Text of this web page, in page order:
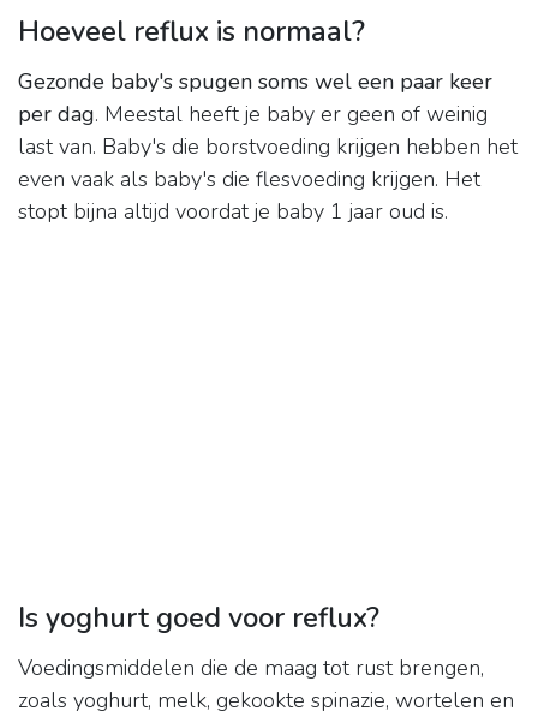
Hoeveel reflux is normaal?
Gezonde baby's spugen soms wel een paar keer
per dag. Meestal heeft je baby er geen of weinig
last van. Baby's die borstvoeding krijgen hebben het
even vaak als baby's die flesvoeding krijgen. Het
stopt bijna altijd voordat je baby 1 jaar oud is.
Is yoghurt goed voor reflux?
Voedingsmiddelen die de maag tot rust brengen,
zoals yoghurt, melk, gekookte spinazie, wortelen en